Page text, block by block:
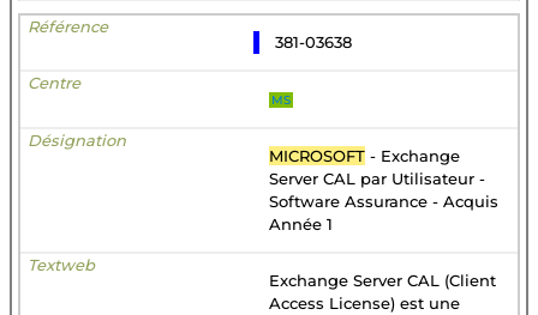
381-03638
MS
MICROSOFT - Exchange
Server CAL par Utilisateur -
Software Assurance - Acquis
Année 1
Exchange Server CAL (Client
Access License) est une